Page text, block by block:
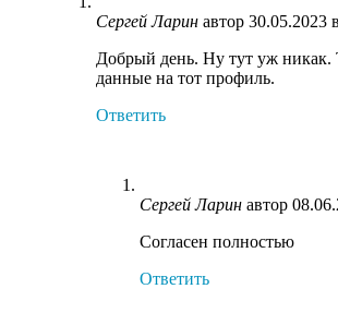
Сергей Ларин автор 30.05.2023
Добрый день. Ну тут уж никак.
данные на тот профиль.
Ответить
Сергей Ларин автор
Согласен полностью
Ответить